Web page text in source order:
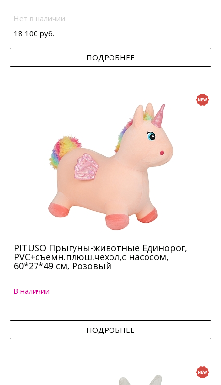
Нет в наличии
18 100 руб.
ПОДРОБНЕЕ
PITUSO Прыгуны-животные Единорог,
PVC+съемн.плюш.чехол,с насосом,
60*27*49 см, Розовый
В наличии
ПОДРОБНЕЕ